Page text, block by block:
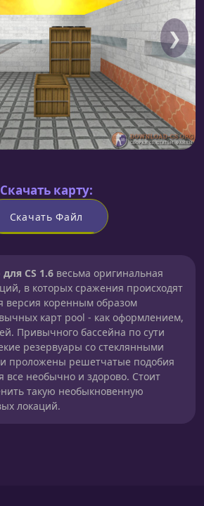
❯
Скачать карту:
Скачать Файл
CS 1.6 весьма оригинальная
в которых сражения происходят
версия коренным образом
карт pool - как оформлением,
Привычного бассейна по сути
резервуары со стеклянными
проложены решетчатые подобия
все необычно и здорово. Стоит
такую необыкновенную
локаций.